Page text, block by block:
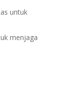
untuk
menjaga